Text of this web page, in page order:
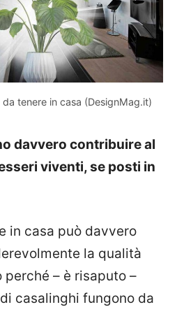
tenere in casa (DesignMag.it)
davvero contribuire al
viventi, se posti in
in casa può davvero
la qualità
– è risaputo –
casalinghi fungono da